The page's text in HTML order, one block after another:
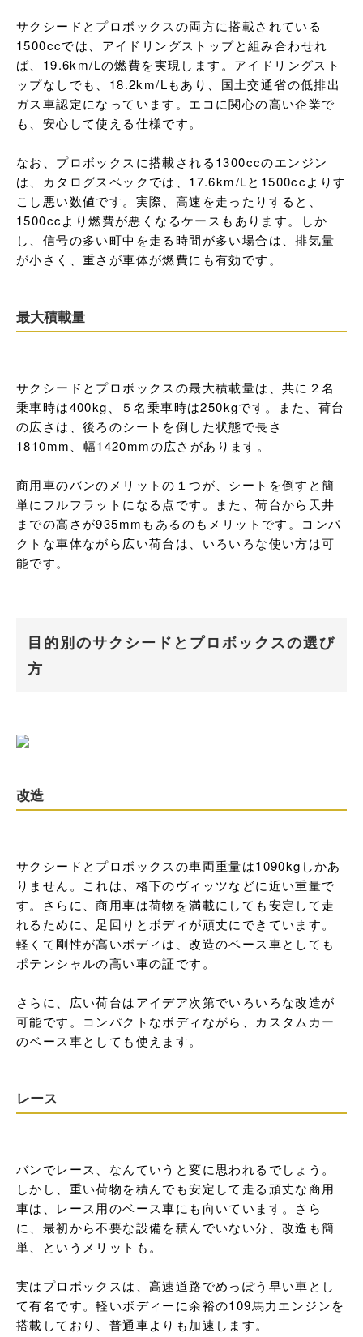
サクシードとプロボックスの両方に搭載されている
1500ccでは、アイドリングストップと組み合わせれ
ば、19.6km/Lの燃費を実現します。アイドリングスト
ップなしでも、18.2km/Lもあり、国土交通省の低排出
ガス車認定になっています。エコに関心の高い企業で
も、安心して使える仕様です。
なお、プロボックスに搭載される1300ccのエンジン
は、カタログスペックでは、17.6km/Lと1500ccよりす
こし悪い数値です。実際、高速を走ったりすると、
1500ccより燃費が悪くなるケースもあります。しか
し、信号の多い町中を走る時間が多い場合は、排気量
が小さく、重さが車体が燃費にも有効です。
最大積載量
サクシードとプロボックスの最大積載量は、共に２名
乗車時は400kg、５名乗車時は250kgです。また、荷台
の広さは、後ろのシートを倒した状態で長さ
1810mm、幅1420mmの広さがあります。
商用車のバンのメリットの１つが、シートを倒すと簡
単にフルフラットになる点です。また、荷台から天井
までの高さが935mmもあるのもメリットです。コンパ
クトな車体ながら広い荷台は、いろいろな使い方は可
能です。
目的別のサクシードとプロボックスの選び
方
改造
サクシードとプロボックスの車両重量は1090kgしかあ
りません。これは、格下のヴィッツなどに近い重量で
す。さらに、商用車は荷物を満載にしても安定して走
れるために、足回りとボディが頑丈にできています。
軽くて剛性が高いボディは、改造のベース車としても
ポテンシャルの高い車の証です。
さらに、広い荷台はアイデア次第でいろいろな改造が
可能です。コンパクトなボディながら、カスタムカー
のベース車としても使えます。
レース
バンでレース、なんていうと変に思われるでしょう。
しかし、重い荷物を積んでも安定して走る頑丈な商用
車は、レース用のベース車にも向いています。さら
に、最初から不要な設備を積んでいない分、改造も簡
単、というメリットも。
実はプロボックスは、高速道路でめっぽう早い車とし
て有名です。軽いボディーに余裕の109馬力エンジンを
搭載しており、普通車よりも加速します。